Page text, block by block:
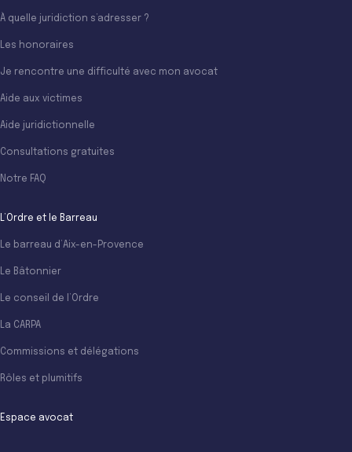
À quelle juridiction s’adresser ?
Les honoraires
Je rencontre une difficulté avec mon avocat
Aide aux victimes
Aide juridictionnelle
Consultations gratuites
Notre FAQ
L’Ordre et le Barreau
Le barreau d’Aix-en-Provence
Le Bâtonnier
Le conseil de l’Ordre
La CARPA
Commissions et délégations
Rôles et plumitifs
Espace avocat